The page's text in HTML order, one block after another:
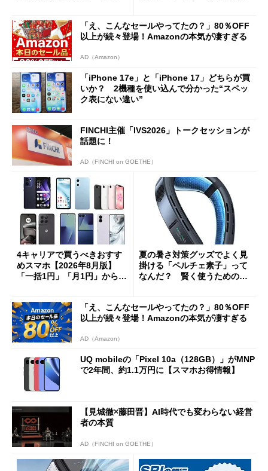
「え、こんなセールやってたの？」80％OFF
以上が続々登場！Amazonの本気が凄すぎる
AD（Amazon）
「iPhone 17e」と「iPhone 17」どちらが買
いか？ 2機種を使い込んで分かった“スペッ
ク表にない違い”
FINCHI主催「IVS2026」トークセッションが
話題に！
AD（FINCHI on GOETHE）
4キャリアで買うべきおすす
めスマホ【2026年8月版】
「一括1円」「月1円」からお
夏の暑さ対策グッズでよく見
掛ける「ペルチェ素子」って
なんだ？ 賢く使うための注
「え、こんなセールやってたの？」80％OFF
以上が続々登場！Amazonの本気が凄すぎる
AD（Amazon）
UQ mobileの「Pixel 10a（128GB）」がMNP
で2年間、約1.1万円に【スマホお得情報】
【見城徹×藤田晋】AI時代でも変わらない経営
者の本質
AD（FINCHI on GOETHE）